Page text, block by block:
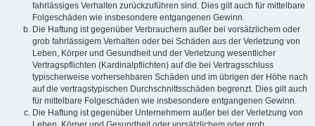
fahrlässiges Verhalten zurückzuführen sind. Dies gilt auch für mittelbare
Folgeschäden wie insbesondere entgangenen Gewinn.
Die Haftung ist gegenüber Verbrauchern außer bei vorsätzlichem oder
grob fahrlässigem Verhalten oder bei Schäden aus der Verletzung von
Leben, Körper und Gesundheit und der Verletzung wesentlicher
Vertragspflichten (Kardinalpflichten) auf die bei Vertragsschluss
typischerweise vorhersehbaren Schäden und im übrigen der Höhe nach
auf die vertragstypischen Durchschnittsschäden begrenzt. Dies gilt auch
für mittelbare Folgeschäden wie insbesondere entgangenen Gewinn.
Die Haftung ist gegenüber Unternehmern außer bei der Verletzung von